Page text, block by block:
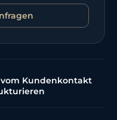
Kundenkontakt